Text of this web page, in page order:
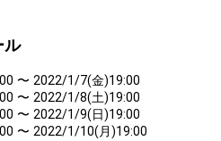
ル
〜 2022/1/7(金)19:00
〜 2022/1/8(土)19:00
〜 2022/1/9(日)19:00
〜 2022/1/10(月)19:00